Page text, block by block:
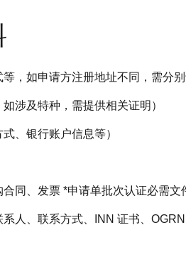
，如申请方注册地址不同，需分别
涉及特种，需提供相关证明）
、银行账户信息等）
同、发票 *申请单批次认证必需文
人、联系方式、INN 证书、